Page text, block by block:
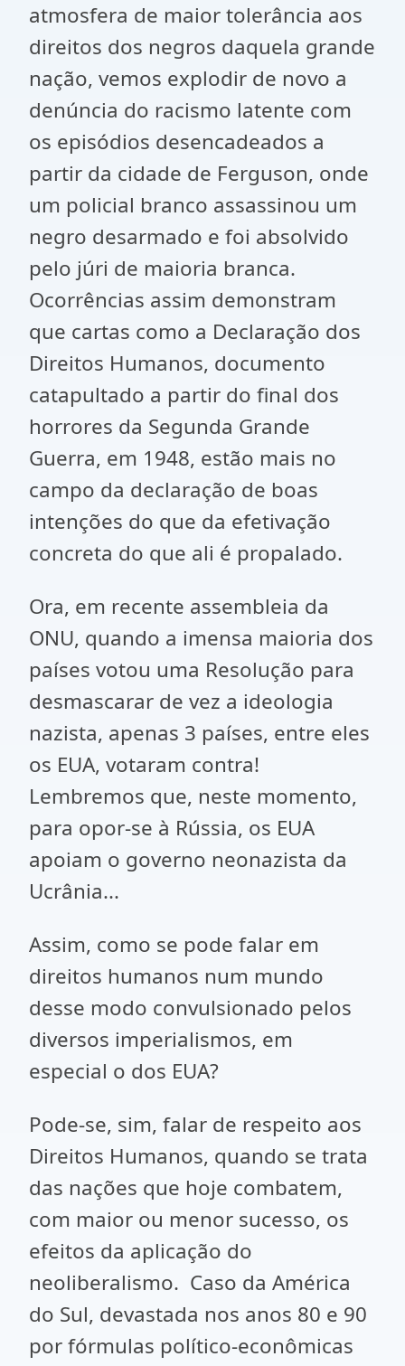
atmosfera de maior tolerância aos
direitos dos negros daquela grande
nação, vemos explodir de novo a
denúncia do racismo latente com
os episódios desencadeados a
partir da cidade de Ferguson, onde
um policial branco assassinou um
negro desarmado e foi absolvido
pelo júri de maioria branca.
Ocorrências assim demonstram
que cartas como a Declaração dos
Direitos Humanos, documento
catapultado a partir do final dos
horrores da Segunda Grande
Guerra, em 1948, estão mais no
campo da declaração de boas
intenções do que da efetivação
concreta do que ali é propalado.
Ora, em recente assembleia da
ONU, quando a imensa maioria dos
países votou uma Resolução para
desmascarar de vez a ideologia
nazista, apenas 3 países, entre eles
os EUA, votaram contra!
Lembremos que, neste momento,
para opor-se à Rússia, os EUA
apoiam o governo neonazista da
Ucrânia...
Assim, como se pode falar em
direitos humanos num mundo
desse modo convulsionado pelos
diversos imperialismos, em
especial o dos EUA?
Pode-se, sim, falar de respeito aos
Direitos Humanos, quando se trata
das nações que hoje combatem,
com maior ou menor sucesso, os
efeitos da aplicação do
neoliberalismo. Caso da América
do Sul, devastada nos anos 80 e 90
por fórmulas político-econômicas